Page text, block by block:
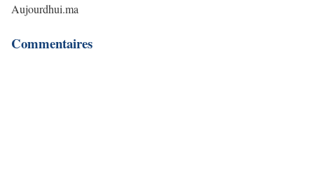
Aujourdhui.ma
Commentaires